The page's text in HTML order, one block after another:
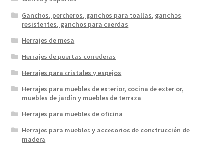
Ganchos, percheros, ganchos para toallas, ganchos
resistentes, ganchos para cuerdas
Herrajes de mesa
Herrajes de puertas correderas
Herrajes para cristales y espejos
Herrajes para muebles de exterior, cocina de exterior,
muebles de jardín y muebles de terraza
Herrajes para muebles de oficina
Herrajes para muebles y accesorios de construcción de
madera